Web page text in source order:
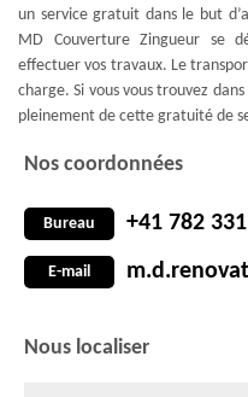
un service gratuit dans le but
MD Couverture Zingueur se
effectuer vos travaux. Le
charge. Si vous vous trouvez
pleinement de cette gratuité de
Nos coordonnées
Bureau +41 782
E-mail
Nous localiser